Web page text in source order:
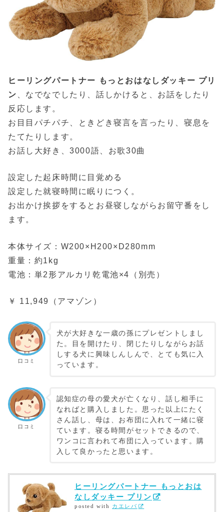
ヒーリングパートナー もっとおはなしダッキー プリ
ン 、なでなでしたり、話しかけると、お話をしたり
反応します。
お目目パチパチ、ときどき寝言を言ったり、寝息を
たてたりします。
お話し大好き、3000語、お歌30曲
設定した起床時間に目覚める
設定した就寝時間に眠りにつく。
お出かけ挨拶をするとお昼寝しながらお留守番をし
ます。
本体サイズ：W200×H200×D280mm
重量：約1kg
電池：単2形アルカリ乾電池×4（別売）
￥ 11,949（アマゾン）
口コミ
犬が大好きな一歳の孫にプレゼントしまし
た。目を開けたり、閉じたりしながらお話
しする犬に興味しんしんで、とても気に入
っています。
口コミ
認知症の母の愛犬が亡くなり、話し相手に
なればと購入しました。思った以上にたく
さん話し、母は、お布団に入れて一緒に寝
ています。寝る時間がセットできるので、
ワンコに言われて布団に入っています。購
入して良かったと思います。
ヒーリングパートナー もっとおは
なしダッキー プリン
posted with カエレバ